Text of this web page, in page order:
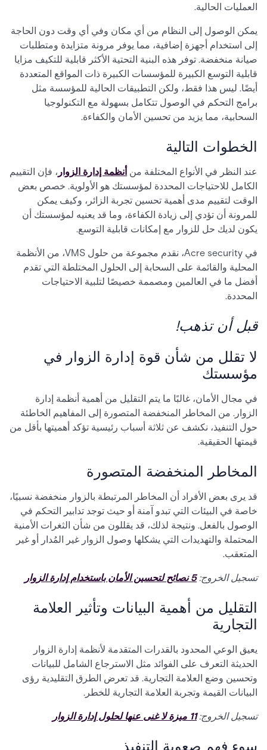
العمليات الحالية.
يمكن الوصول إلى النظام من أي مكان وفي أي وقت دون الحاجة
إلى استخدام أجهزة إضافية، مما يوفر مرونة متزايدة ومتطلبات
صيانة منخفضة. توفر هذه البنية التحتية الأكثر قابلية للتكيف مزايا
قابلية التوسع الكبيرة للمؤسسات الكبيرة ذات المواقع المتعددة
أيضًا. ليس هذا فقط، ولكن التطبيقات الحالية للمؤسسة مثل
برامج التحكم في الوصول تتكامل بسهولة مع التكنولوجيا
السحابية، مما يزيد من تحسين الأمان والكفاءة.
الخطوات التالية
عند النظر في الأنواع المختلفة من أنظمة إدارة الزوار ، فإن التقييم
الكامل للاحتياجات المحددة لمؤسستك هو الأولوية. خصص بعض
الوقت لتقييم مدى أهمية تحسين تجربة الزائر، وكيف يمكن
للمرونة أن تؤدي إلى زيادة الكفاءة، وما قد يعنيه لمؤسستك أن
يكون لديك حل للزوار مع إمكانات قابلية التوسع.
في Acre security، نقدم مجموعة من حلول VMS، من الأنظمة
المحلية والقائمة على السحابة إلى الحلول المختلطة التي تقدم
أفضل ما في العالمين ومصممة خصيصًا لتلبية الاحتياجات
المحددة.
قبل أن تذهب!
لا تقلل من شأن قوة إدارة الزوار في
مؤسستك
في مجال الأمان، غالبًا ما يتم التقليل من أهمية أنظمة إدارة
الزوار. من المخاطر المنخفضة المتصورة إلى المفاهيم الخاطئة
حول التنفيذ، نكشف عن ثلاثة أسباب رئيسية تؤكد أهميتها بأقل من
قيمتها الحقيقية.
المخاطر المنخفضة المتصورة
قد يرى بعض الأفراد أن المخاطر المرتبطة بالزوار منخفضة نسبيًا،
خاصة في البيئات التي تبدو آمنة أو حيث توجد تدابير التحكم في
الوصول بالفعل. ونتيجة لذلك، قد يقللون من شأن الثغرات الأمنية
المحتملة والتهديدات التي يشكلها وصول الزوار غير المُدار أو غير
المتعقب.
تسجيل الخروج:5 نصائح لتحسين الأمان باستخدام إدارة الزوار
التقليل من أهمية البيانات وتأثير العلامة
التجارية
يعيق الوعي المحدود بالقدرات المتقدمة لأنظمة إدارة الزوار
الحديثة التعرف على الفوائد مثل الاسترجاع الشامل للبيانات
وتحسين وضع العلامة التجارية. قد تعرض الطرق التقليدية رؤى
البيانات القيمة وتجربة العلامة التجارية للخطر.
تسجيل الخروج:11 ميزة لا غنى عنها لحلول إدارة الزوار
سوء فهم صعوبة التنفيذ